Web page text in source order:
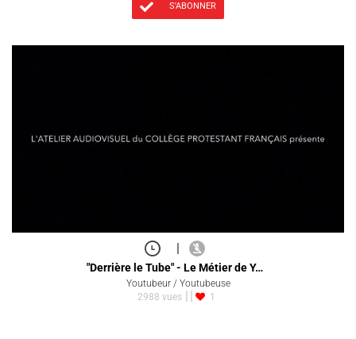
S'ABONNER
|
"Derrière le Tube" - Le Métier de Y…
Youtubeur / Youtubeuse
2988 vues
1